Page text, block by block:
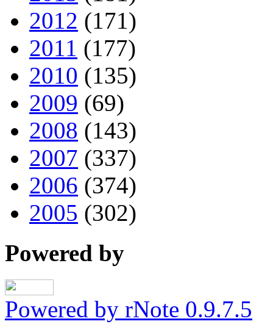
2012 (171)
2011 (177)
2010 (135)
2009 (69)
2008 (143)
2007 (337)
2006 (374)
2005 (302)
Powered by
Powered by rNote 0.9.7.5